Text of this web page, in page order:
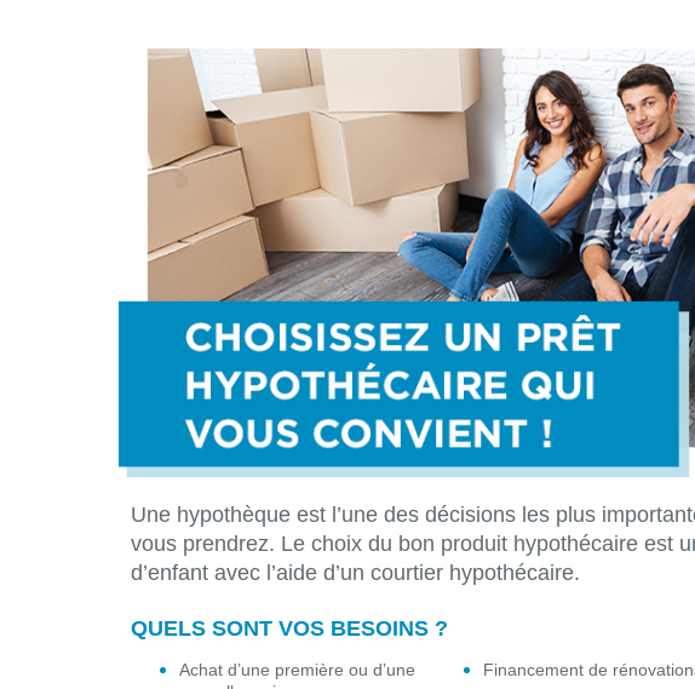
Une hypothèque est l’une des décisions les plus
vous prendrez. Le choix du bon produit hypothécaire est
d’enfant avec l’aide d’un courtier hypothécaire.
QUELS SONT VOS BESOINS ?
Achat d’une première ou d’une
Financement de